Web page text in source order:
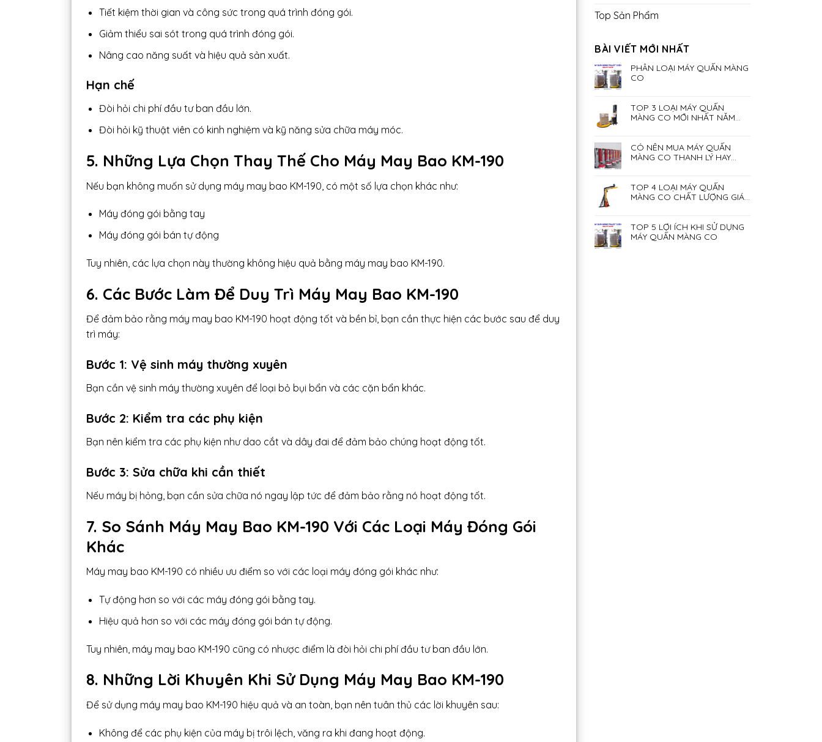
Tiết kiệm thời gian và công sức trong quá trình đóng gói.
Giảm thiểu sai sót trong quá trình đóng gói.
Nâng cao năng suất và hiệu quả sản xuất.
Hạn chế
Đòi hỏi chi phí đầu tư ban đầu lớn.
Đòi hỏi kỹ thuật viên có kinh nghiệm và kỹ năng sửa chữa máy móc.
5. Những Lựa Chọn Thay Thế Cho Máy May Bao KM-190
Nếu bạn không muốn sử dụng máy may bao KM-190, có một số lựa chọn khác như:
Máy đóng gói bằng tay
Máy đóng gói bán tự động
Tuy nhiên, các lựa chọn này thường không hiệu quả bằng máy may bao KM-190.
6. Các Bước Làm Để Duy Trì Máy May Bao KM-190
Để đảm bảo rằng máy may bao KM-190 hoạt động tốt và bền bỉ, bạn cần thực hiện các bước sau để duy
trì máy:
Bước 1: Vệ sinh máy thường xuyên
Bạn cần vệ sinh máy thường xuyên để loại bỏ bụi bẩn và các cặn bẩn khác.
Bước 2: Kiểm tra các phụ kiện
Bạn nên kiểm tra các phụ kiện như dao cắt và dây đai để đảm bảo chúng hoạt động tốt.
Bước 3: Sửa chữa khi cần thiết
Nếu máy bị hỏng, bạn cần sửa chữa nó ngay lập tức để đảm bảo rằng nó hoạt động tốt.
7. So Sánh Máy May Bao KM-190 Với Các Loại Máy Đóng Gói
Khác
Máy may bao KM-190 có nhiều ưu điểm so với các loại máy đóng gói khác như:
Tự động hơn so với các máy đóng gói bằng tay.
Hiệu quả hơn so với các máy đóng gói bán tự động.
Tuy nhiên, máy may bao KM-190 cũng có nhược điểm là đòi hỏi chi phí đầu tư ban đầu lớn.
8. Những Lời Khuyên Khi Sử Dụng Máy May Bao KM-190
Để sử dụng máy may bao KM-190 hiệu quả và an toàn, bạn nên tuân thủ các lời khuyên sau:
Không để các phụ kiện của máy bị trôi lệch, văng ra khi đang hoạt động.
Top Sản Phẩm
BÀI VIẾT MỚI NHẤT
PHÂN LOẠI MÁY QUẤN MÀNG
CO
TOP 3 LOẠI MÁY QUẤN
MÀNG CO MỚI NHẤT NĂM
CÓ NÊN MUA MÁY QUẤN
MÀNG CO THANH LÝ HAY
TOP 4 LOẠI MÁY QUẤN
MÀNG CO CHẤT LƯỢNG GIÁ
TOP 5 LỢI ÍCH KHI SỬ DỤNG
MÁY QUẤN MÀNG CO